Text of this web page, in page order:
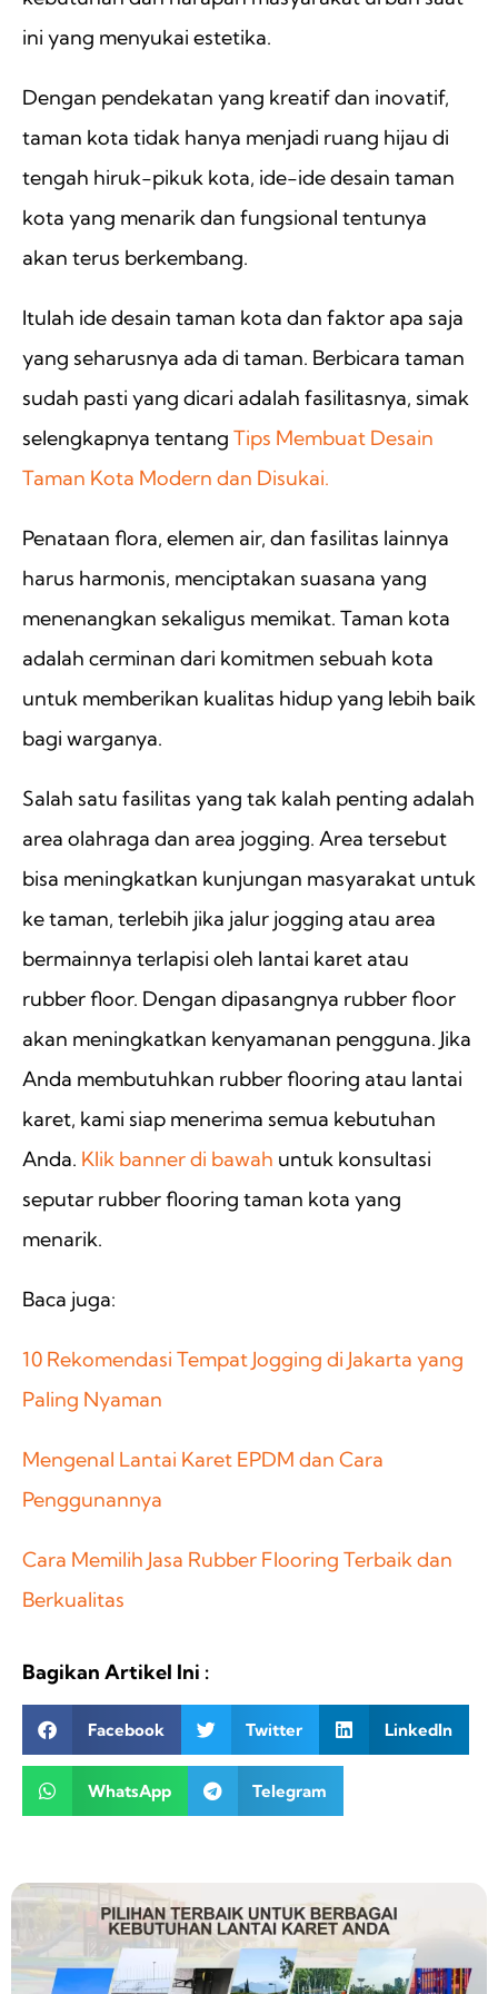
ini yang menyukai estetika.
Dengan pendekatan yang kreatif dan inovatif,
taman kota tidak hanya menjadi ruang hijau di
tengah hiruk-pikuk kota, ide-ide desain taman
kota yang menarik dan fungsional tentunya
akan terus berkembang.
Itulah ide desain taman kota dan faktor apa saja
yang seharusnya ada di taman. Berbicara taman
sudah pasti yang dicari adalah fasilitasnya, simak
selengkapnya tentang Tips Membuat Desain
Taman Kota Modern dan Disukai.
Penataan flora, elemen air, dan fasilitas lainnya
harus harmonis, menciptakan suasana yang
menenangkan sekaligus memikat. Taman kota
adalah cerminan dari komitmen sebuah kota
untuk memberikan kualitas hidup yang lebih baik
bagi warganya.
Salah satu fasilitas yang tak kalah penting adalah
area olahraga dan area jogging. Area tersebut
bisa meningkatkan kunjungan masyarakat untuk
ke taman, terlebih jika jalur jogging atau area
bermainnya terlapisi oleh lantai karet atau
rubber floor. Dengan dipasangnya rubber floor
akan meningkatkan kenyamanan pengguna. Jika
Anda membutuhkan rubber flooring atau lantai
karet, kami siap menerima semua kebutuhan
Anda. Klik banner di bawah untuk konsultasi
seputar rubber flooring taman kota yang
menarik.
Baca juga:
10 Rekomendasi Tempat Jogging di Jakarta yang
Paling Nyaman
Mengenal Lantai Karet EPDM dan Cara
Penggunannya
Cara Memilih Jasa Rubber Flooring Terbaik dan
Berkualitas
Bagikan Artikel Ini :
Facebook Twitter LinkedIn
WhatsApp Telegram